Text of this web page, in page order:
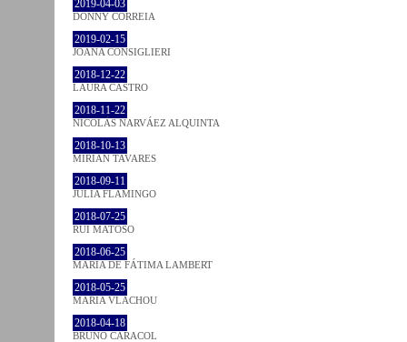
2019-04-03
DONNY CORREIA
2019-02-15
JOANA CONSIGLIERI
2018-12-22
LAURA CASTRO
2018-11-22
NICOLÁS NARVÁEZ ALQUINTA
2018-10-13
MIRIAN TAVARES
2018-09-11
JULIA FLAMINGO
2018-07-25
RUI MATOSO
2018-06-25
MARIA DE FÁTIMA LAMBERT
2018-05-25
MARIA VLACHOU
2018-04-18
BRUNO CARACOL